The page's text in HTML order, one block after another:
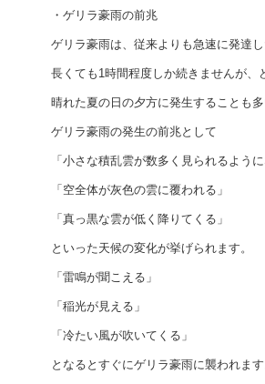
・ゲリラ豪雨の前兆
ゲリラ豪雨は、従来よりも急速に発達
長くても1時間程度しか続きませんが、
晴れた夏の日の夕方に発生することも多
ゲリラ豪雨の発生の前兆として
「小さな積乱雲が数多く見られるように
「空全体が灰色の雲に覆われる」
「真っ黒な雲が低く降りてくる」
といった天候の変化が挙げられます。
「雷鳴が聞こえる」
「稲光が見える」
「冷たい風が吹いてくる」
となるとすぐにゲリラ豪雨に襲われま